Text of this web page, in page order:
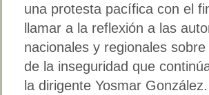
una protesta pacífica con el
llamar a la reflexión a las
nacionales y regionales
de la inseguridad que
la dirigente Yosmar González.